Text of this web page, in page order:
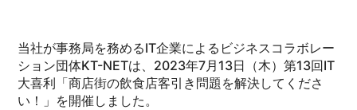
当社が事務局を務めるIT企業によるビジネスコラボレー
ション団体KT-NETは、2023年7月13日（木）第13回IT
大喜利「商店街の飲食店客引き問題を解決してくださ
い！」を開催しました。